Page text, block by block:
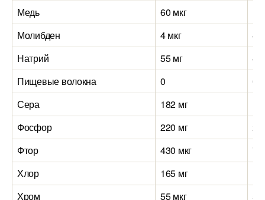
Медь
60 мкг
Молибден
4 мкг
4
Натрий
55 мг
40
Пищевые волокна
0
0
Сера
182 мг
Фосфор
220 мг
Фтор
430 мкг
Хлор
165 мг
Хром
55 мкг
55